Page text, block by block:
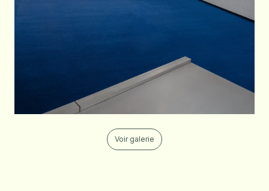
Voir galerie